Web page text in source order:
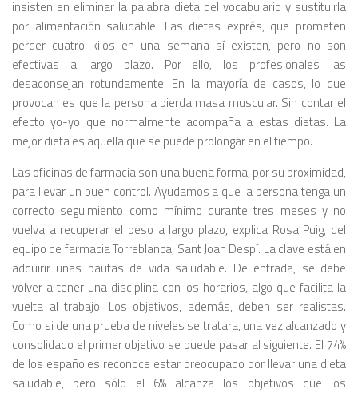
insisten en eliminar la palabra dieta del vocabulario y sustituirla
por alimentación saludable. Las dietas exprés, que prometen
perder cuatro kilos en una semana sí existen, pero no son
efectivas a largo plazo. Por ello, los profesionales las
desaconsejan rotundamente. En la mayoría de casos, lo que
provocan es que la persona pierda masa muscular. Sin contar el
efecto yo-yo que normalmente acompaña a estas dietas. La
mejor dieta es aquella que se puede prolongar en el tiempo.
Las oficinas de farmacia son una buena forma, por su proximidad,
para llevar un buen control. Ayudamos a que la persona tenga un
correcto seguimiento como mínimo durante tres meses y no
vuelva a recuperar el peso a largo plazo, explica Rosa Puig, del
equipo de farmacia Torreblanca, Sant Joan Despí. La clave está en
adquirir unas pautas de vida saludable. De entrada, se debe
volver a tener una disciplina con los horarios, algo que facilita la
vuelta al trabajo. Los objetivos, además, deben ser realistas.
Como si de una prueba de niveles se tratara, una vez alcanzado y
consolidado el primer objetivo se puede pasar al siguiente. El 74%
de los españoles reconoce estar preocupado por llevar una dieta
saludable, pero sólo el 6% alcanza los objetivos que los